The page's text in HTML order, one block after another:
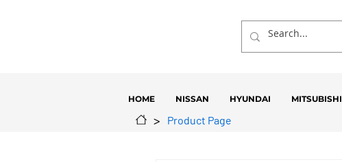
> Product Page
HOME NISSAN HYUNDAI MITSUBISHI